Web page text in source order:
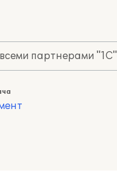
партнерами "1С"